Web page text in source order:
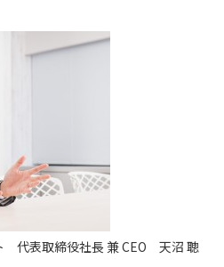
代表取締役社長 兼 CEO 天沼 聰